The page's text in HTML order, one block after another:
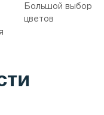
Большой выбор
цветов